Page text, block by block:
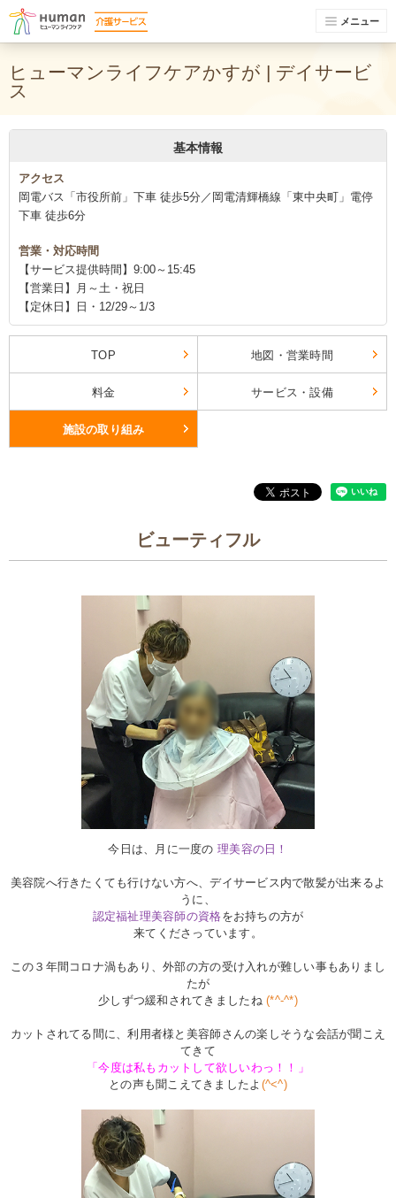
メニュー
ヒューマンライフケアかすが | デイサービ
ス
基本情報
アクセス
岡電バス「市役所前」下車 徒歩5分／岡電清輝橋線「東中央町」電停
下車 徒歩6分
営業・対応時間
【サービス提供時間】9:00～15:45
【営業日】月～土・祝日
【定休日】日・12/29～1/3
TOP 地図・営業時間
料金 サービス・設備
施設の取り組み
ビューティフル
今日は、月に一度の理美容の日！
美容院へ行きたくても行けない方へ、デイサービス内で散髪が出来るよ
うに、
認定福祉理美容師の資格をお持ちの方が
来てくださっています。
この３年間コロナ渦もあり、外部の方の受け入れが難しい事もありまし
たが
少しずつ緩和されてきましたね(*^-^*)
カットされてる間に、利用者様と美容師さんの楽しそうな会話が聞こえ
てきて
「今度は私もカットして欲しいわっ！！」
との声も聞こえてきましたよ (^<^)